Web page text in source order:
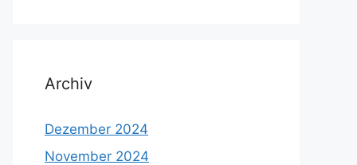
Archiv
Dezember 2024
November 2024